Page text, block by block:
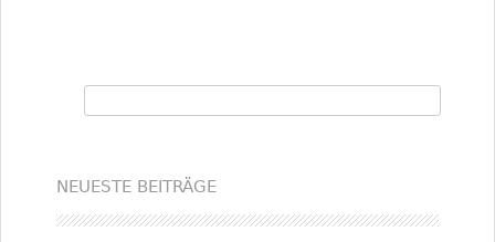
NEUESTE BEITRÄGE